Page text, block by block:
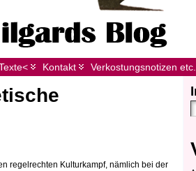
Kontakt Verkostungsnotizen etc.
regelrechten Kulturkampf, nämlich bei der